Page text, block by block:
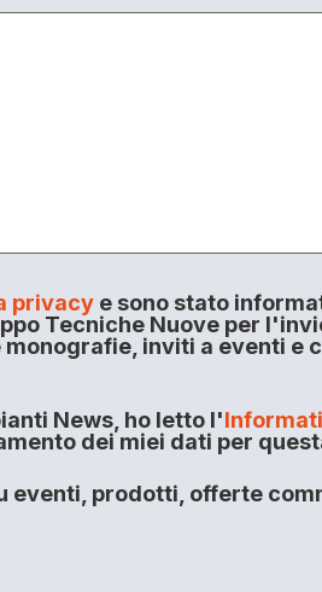
privacye sono stato
Tecniche Nuove per
inviti a eventi e
News, ho letto l'
dei miei dati per
eventi, prodotti, offerte